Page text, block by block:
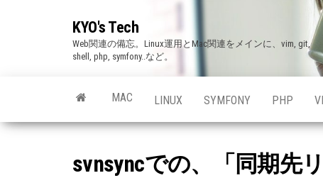
KYO's Tech
Web関連の備忘。Linux運用とMac関連をメインに、vim, git,
shell, php, symfony..など。
MAC LINUX SYMFONY PHP
svnsyncでの、「同期先